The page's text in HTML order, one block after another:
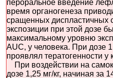
пероральное введение
время органогенеза
сращенных диспластичных
экспозиции при этой дозе
максимальному уровню
AUC, у человека. При дозе
проявлял тератогенности у
При воздействии на
дозе 1,25 мг/кг, начиная за